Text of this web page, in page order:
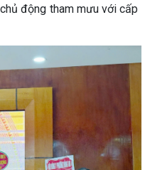
động tham mưu với cấp